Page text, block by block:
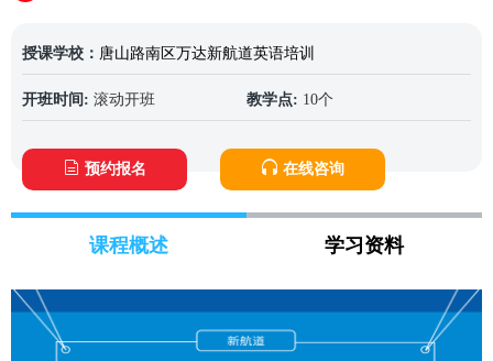
授课学校： 唐山路南区万达新航道英语培训
开班时间: 滚动开班 教学点: 10个
预约报名 在线咨询
课程概述 学习资料